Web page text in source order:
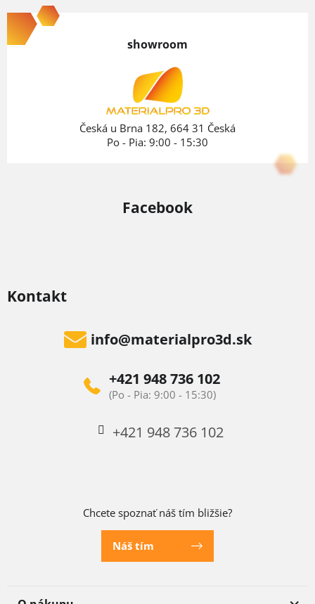
á
p
Kontakt
info@materialpro3d.sk
+421 948 736 102
+421 948 736 102
Chcete spoznať náš tím bližšie?
Náš tím
showroom
Česká u Brna 182, 664 31 Česká
Po - Pia: 9:00 - 15:30
Facebook